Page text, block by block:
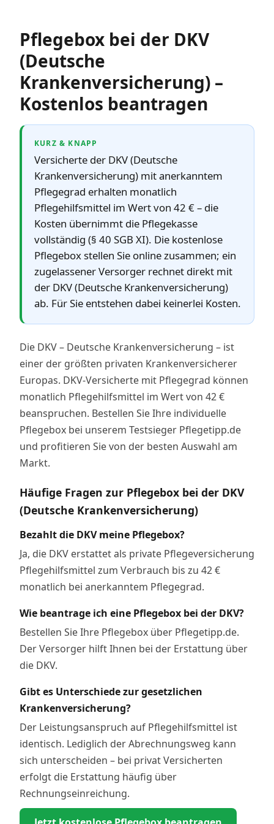
Pflegebox bei der DKV
(Deutsche
Krankenversicherung) –
Kostenlos beantragen
KURZ & KNAPP
Versicherte der DKV (Deutsche
Krankenversicherung) mit anerkanntem
Pflegegrad erhalten monatlich
Pflegehilfsmittel im Wert von 42 € – die
Kosten übernimmt die Pflegekasse
vollständig (§ 40 SGB XI). Die kostenlose
Pflegebox stellen Sie online zusammen; ein
zugelassener Versorger rechnet direkt mit
der DKV (Deutsche Krankenversicherung)
ab. Für Sie entstehen dabei keinerlei Kosten.
Die DKV – Deutsche Krankenversicherung – ist
einer der größten privaten Krankenversicherer
Europas. DKV-Versicherte mit Pflegegrad können
monatlich Pflegehilfsmittel im Wert von 42 €
beanspruchen. Bestellen Sie Ihre individuelle
Pflegebox bei unserem Testsieger Pflegetipp.de
und profitieren Sie von der besten Auswahl am
Markt.
Häufige Fragen zur Pflegebox bei der DKV
(Deutsche Krankenversicherung)
Bezahlt die DKV meine Pflegebox?
Ja, die DKV erstattet als private Pflegeversicherung
Pflegehilfsmittel zum Verbrauch bis zu 42 €
monatlich bei anerkanntem Pflegegrad.
Wie beantrage ich eine Pflegebox bei der DKV?
Bestellen Sie Ihre Pflegebox über Pflegetipp.de.
Der Versorger hilft Ihnen bei der Erstattung über
die DKV.
Gibt es Unterschiede zur gesetzlichen
Krankenversicherung?
Der Leistungsanspruch auf Pflegehilfsmittel ist
identisch. Lediglich der Abrechnungsweg kann
sich unterscheiden – bei privat Versicherten
erfolgt die Erstattung häufig über
Rechnungseinreichung.